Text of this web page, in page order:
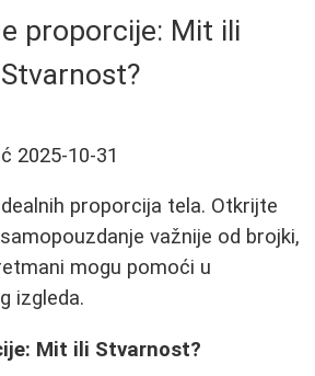
proporcije: Mit ili
Stvarnost?
2025-10-31
proporcija tela. Otkrijte
važnije od brojki,
mogu pomoći u
izgleda.
Mit ili Stvarnost?